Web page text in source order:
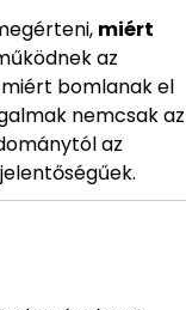
miért
az
bomlanak el
nemcsak az
az